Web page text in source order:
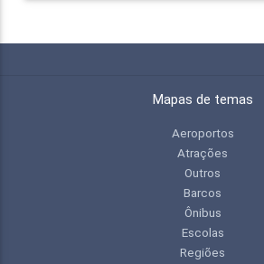
Mapas de temas
Aeroportos
Atrações
Outros
Barcos
Ônibus
Escolas
Regiões